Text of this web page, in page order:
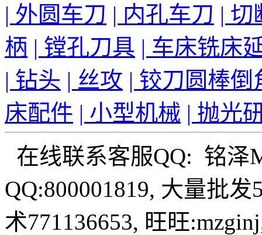
| 外圆车刀 | 内孔车刀 | 切
柄 | 镗孔刀具 | 车床铣床
| 钻头 | 丝攻 | 铰刀圆棒倒
床配件 | 小型机械 | 抛光
在线联系客服QQ: 铭泽
QQ:800001819, 大量批
术771136653, 旺旺